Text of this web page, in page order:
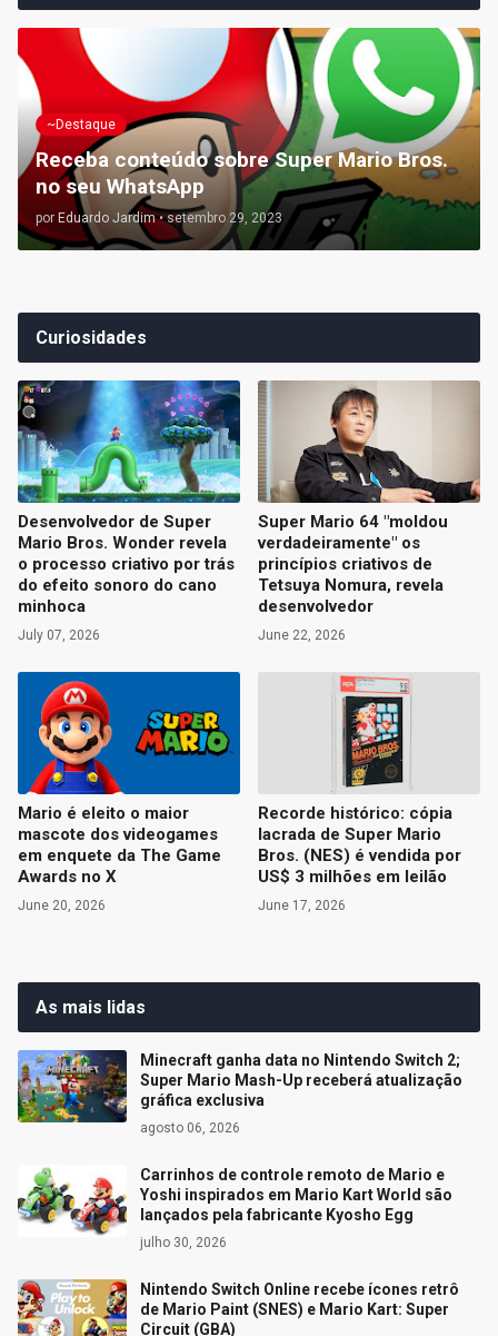
~Destaque
Receba conteúdo sobre Super Mario Bros.
no seu WhatsApp
por Eduardo Jardim • setembro 29, 2023
Curiosidades
Desenvolvedor de Super
Mario Bros. Wonder revela
o processo criativo por trás
do efeito sonoro do cano
minhoca
July 07, 2026
Super Mario 64 "moldou
verdadeiramente" os
princípios criativos de
Tetsuya Nomura, revela
desenvolvedor
June 22, 2026
Mario é eleito o maior
mascote dos videogames
em enquete da The Game
Awards no X
June 20, 2026
Recorde histórico: cópia
lacrada de Super Mario
Bros. (NES) é vendida por
US$ 3 milhões em leilão
June 17, 2026
As mais lidas
Minecraft ganha data no Nintendo Switch 2;
Super Mario Mash-Up receberá atualização
gráfica exclusiva
agosto 06, 2026
Carrinhos de controle remoto de Mario e
Yoshi inspirados em Mario Kart World são
lançados pela fabricante Kyosho Egg
julho 30, 2026
Nintendo Switch Online recebe ícones retrô
de Mario Paint (SNES) e Mario Kart: Super
Circuit (GBA)